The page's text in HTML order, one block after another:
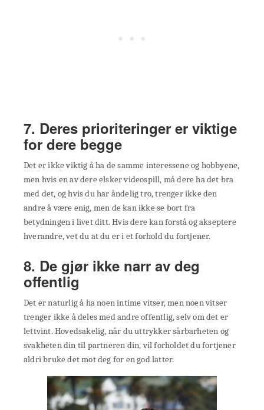
7. Deres prioriteringer er viktige
for dere begge
Det er ikke viktig å ha de samme interessene og hobbyene,
men hvis en av dere elsker videospill, må dere ha det bra
med det, og hvis du har åndelig tro, trenger ikke den
andre å være enig, men de kan ikke se bort fra
betydningen i livet ditt. Hvis dere kan forstå og akseptere
hverandre, vet du at du er i et forhold du fortjener.
8. De gjør ikke narr av deg
offentlig
Det er naturlig å ha noen intime vitser, men noen vitser
trenger ikke å deles med andre offentlig, selv om det er
lettvint. Hovedsakelig, når du uttrykker sårbarheten og
svakheten din til partneren din, vil forholdet du fortjener
aldri bruke det mot deg for en god latter.